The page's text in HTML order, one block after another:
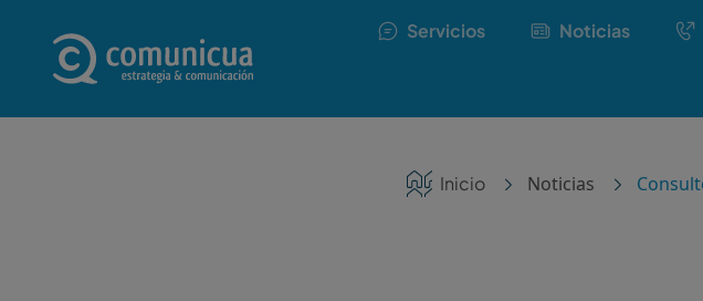
Navegación principal
Servicios Noticias
Inicio Noticias